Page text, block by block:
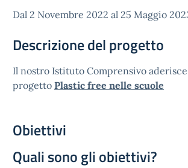
Dal 2 Novembre 2022 al 25 Maggio
Descrizione del progetto
Il nostro Istituto Comprensivo
progetto Plastic free nelle scuole
Obiettivi
Quali sono gli obiettivi?